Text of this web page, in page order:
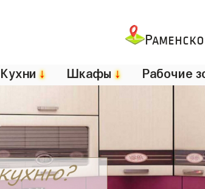
Кухни↓ Шкафы↓ Рабочие